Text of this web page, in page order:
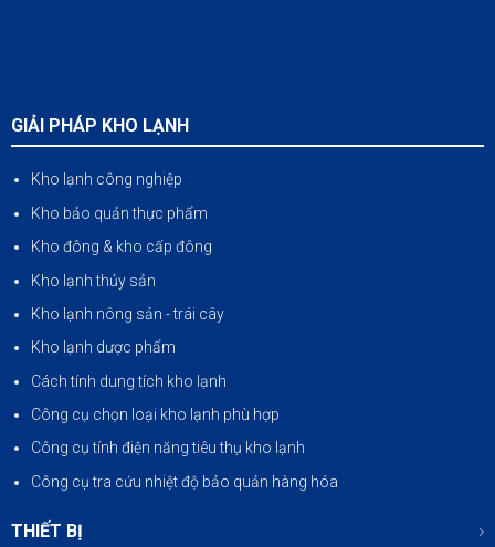
GIẢI PHÁP KHO LẠNH
Kho lạnh công nghiệp
Kho bảo quản thực phẩm
Kho đông & kho cấp đông
Kho lạnh thủy sản
Kho lạnh nông sản -trái cây
Kho lạnh dược phẩm
Cách tính dung tích kho lạnh
Công cụ chọn loại kho lạnh phù hợp
Công cụ tính điện năng tiêu thụ kho lạnh
Công cụ tra cứu nhiệt độ bảo quản hàng hóa
THIẾT BỊ